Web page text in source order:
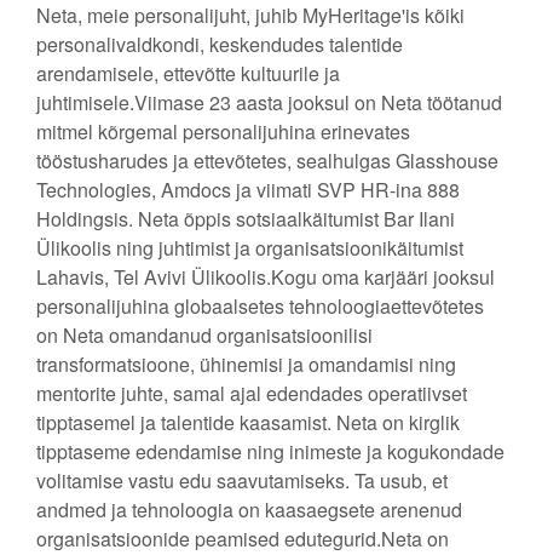
Neta, meie personalijuht, juhib MyHeritage'is kõiki
personalivaldkondi, keskendudes talentide
arendamisele, ettevõtte kultuurile ja
juhtimisele.Viimase 23 aasta jooksul on Neta töötanud
mitmel kõrgemal personalijuhina erinevates
tööstusharudes ja ettevõtetes, sealhulgas Glasshouse
Technologies, Amdocs ja viimati SVP HR-ina 888
Holdingsis. Neta õppis sotsiaalkäitumist Bar Ilani
Ülikoolis ning juhtimist ja organisatsioonikäitumist
Lahavis, Tel Avivi Ülikoolis.Kogu oma karjääri jooksul
personalijuhina globaalsetes tehnoloogiaettevõtetes
on Neta omandanud organisatsioonilisi
transformatsioone, ühinemisi ja omandamisi ning
mentorite juhte, samal ajal edendades operatiivset
tipptasemel ja talentide kaasamist. Neta on kirglik
tipptaseme edendamise ning inimeste ja kogukondade
volitamise vastu edu saavutamiseks. Ta usub, et
andmed ja tehnoloogia on kaasaegsete arenenud
organisatsioonide peamised edutegurid.Neta on